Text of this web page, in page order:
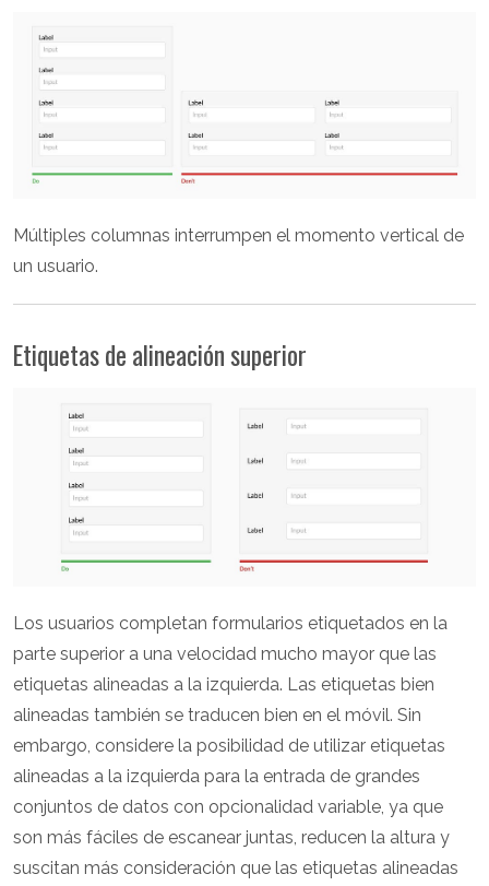
Múltiples columnas interrumpen el momento vertical de
un usuario.
Etiquetas de alineación superior
Los usuarios completan formularios etiquetados en la
parte superior a una velocidad mucho mayor que las
etiquetas alineadas a la izquierda. Las etiquetas bien
alineadas también se traducen bien en el móvil. Sin
embargo, considere la posibilidad de utilizar etiquetas
alineadas a la izquierda para la entrada de grandes
conjuntos de datos con opcionalidad variable, ya que
son más fáciles de escanear juntas, reducen la altura y
suscitan más consideración que las etiquetas alineadas